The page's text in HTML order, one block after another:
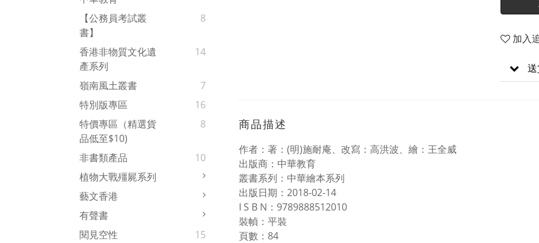
【公務員考試叢
書】
8
香港非物質文化遺
產系列
14
嶺南風土叢書
7
特別版專區
16
特價專區（精選貨
品低至$10)
8
非書類產品
10
植物大戰殭屍系列
藝文香港
有聲書
閱見空性
15
加入
商品描述
作者：著：(明)施耐庵、改寫：高洪波、繪：王全威
出版商：中華教育
叢書系列：中華繪本系列
出版日期：2018-02-14
I S B N：9789888512010
裝幀：平裝
頁數：84